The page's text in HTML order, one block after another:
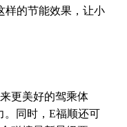
样的节能效果，让小
更美好的驾乘体
。同时，E福顺还可